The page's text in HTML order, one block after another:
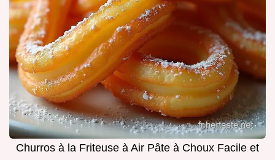
Churros à la Friteuse à Air Pâte à Choux Facile et